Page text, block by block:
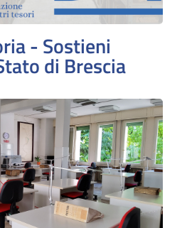
- Sostieni
di Brescia